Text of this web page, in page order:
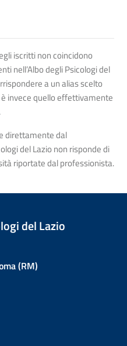
iscritti non coincidono
nell’Albo degli Psicologi del
a un alias scelto
invece quello effettivamente
direttamente dal
del Lazio non risponde di
riportate dal professionista.
del Lazio
(RM)